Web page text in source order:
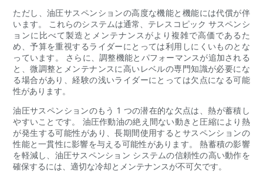
ただし、油圧サスペンションの高度な機能と機能には代償が伴
います。 これらのシステムは通常、テレスコピック サスペンシ
ョンに比べて製造とメンテナンスがより複雑で高価であるた
め、予算を重視するライダーにとっては利用しにくいものとな
っています。 さらに、調整機能とパフォーマンスが追加される
と、微調整とメンテナンスに高いレベルの専門知識が必要にな
る場合があり、経験の浅いライダーにとっては欠点になる可能
性があります。
油圧サスペンションのもう 1 つの潜在的な欠点は、熱が蓄積し
やすいことです。 油圧作動油の絶え間ない動きと圧縮により熱
が発生する可能性があり、長期間使用するとサスペンションの
性能と一貫性に影響を与える可能性があります。 熱蓄積の影響
を軽減し、油圧サスペンション システムの信頼性の高い動作を
確保するには、適切な冷却とメンテナンスが不可欠です。